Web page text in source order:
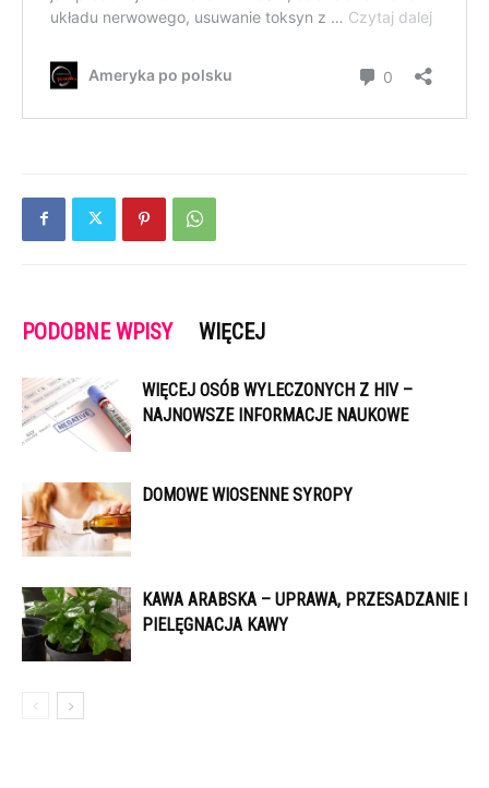
PODOBNE WPISY WIĘCEJ
WIĘCEJ OSÓB WYLECZONYCH Z HIV –
NAJNOWSZE INFORMACJE NAUKOWE
DOMOWE WIOSENNE SYROPY
KAWA ARABSKA – UPRAWA, PRZESADZANIE I
PIELĘGNACJA KAWY